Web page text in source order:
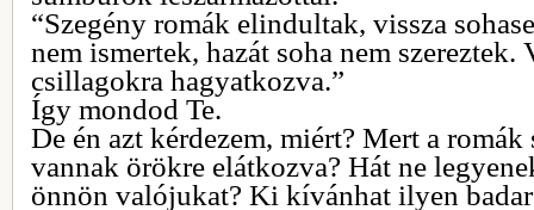
“Szegény romák elindultak, vissza
nem ismertek, hazát soha nem
csillagokra hagyatkozva.”
Így mondod Te.
De én azt kérdezem, miért? Mert a romák
vannak örökre elátkozva? Hát ne
önnön valójukat? Ki kívánhat ilyen